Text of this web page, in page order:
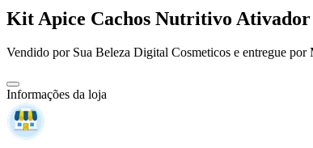
Kit Apice Cachos Nutritivo Ativador
Vendido por Sua Beleza Digital Cosmeticos e entregue por
Informações da loja